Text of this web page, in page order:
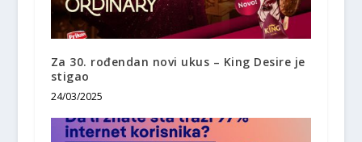
Za 30. rođendan novi ukus – King Desire je
stigao
24/03/2025